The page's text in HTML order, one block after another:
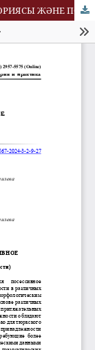
ЕЖЕЛГІ ТҮРІКТЕРДІҢ ТӘУЕЛДІЛІК КАТЕГОРИЯСЫ ЖӘНЕ ПОСЕССИВТІ ОЙЛАУЫ (руникалық жазба ескерткіштерінің негізінде)